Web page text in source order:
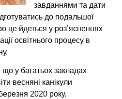
завданнями та дати
до подальшої
це йдеться у роз’ясненнях
освітнього процесу в
що у багатьох закладах
весняні канікули
2020 року.